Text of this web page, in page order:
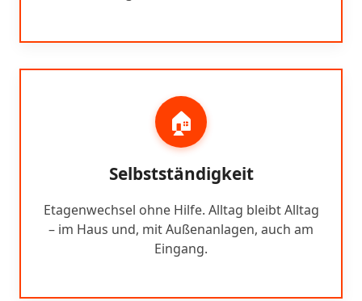
🏠
Selbstständigkeit
Etagenwechsel ohne Hilfe. Alltag bleibt Alltag
– im Haus und, mit Außenanlagen, auch am
Eingang.